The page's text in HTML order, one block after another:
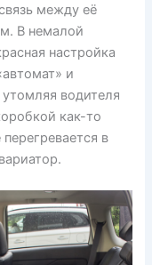
между её
В немалой
настройка
и
водителя
как-то
в